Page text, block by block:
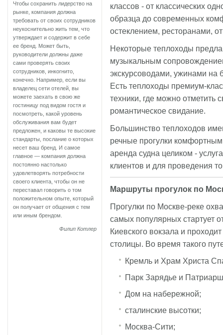
классов - от классических
образца до современных
остеклением, ресторанами,
Некоторые теплоходы
музыкальным
экскурсоводами, ужинами на
Есть теплоходы премиум-
техники, где можно отметить
романтическое свидание.
Большинство теплоходов
речные прогулки
аренда судна целиком -
клиентов и для проведения
Маршруты прогулок по
Прогулки по Москве-реке
самых популярных стартует
Киевского вокзала и
столицы. Во время такого
Кремль и Храм Христа
Парк Зарядье и
Дом на набережной;
сталинские высотки;
Москва-Сити;
Чтобы сохранить лидерство на
рынке, компания должна
требовать от своих сотрудников
неукоснительно жить тем, что
утверждает и содержит в себе
ее бренд. Может быть,
руководители должны даже
сами проверять своих
сотрудников, инкогнито,
конечно. Например, если вы
владелец сети отелей, вы
можете заехать в свою же
гостиницу под видом гостя и
посмотреть, какой уровень
обслуживания вам будет
предложен, и каковы те высокие
стандарты, послание о которых
несет ваш бренд. И самое
главное — компания должна
постоянно настолько
удовлетворять потребности
своего клиента, чтобы он не
переставал говорить о том
положительном опыте, который
он получает от общения с тем
или иным брендом.
Филип Котлер